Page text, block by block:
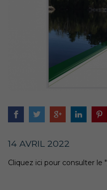
14 AVRIL 2022
Cliquez ici pour consulter le "